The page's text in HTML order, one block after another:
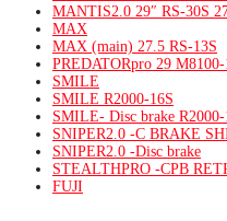
MANTIS2.0 29″ RS-30S
MAX
MAX (main) 27.5 RS-13S
PREDATORpro 29 M8100-
SMILE
SMILE R2000-16S
SMILE- Disc brake R2000-
SNIPER2.0 -C BRAKE
SNIPER2.0 -Disc brake
STEALTHPRO -CPB
FUJI